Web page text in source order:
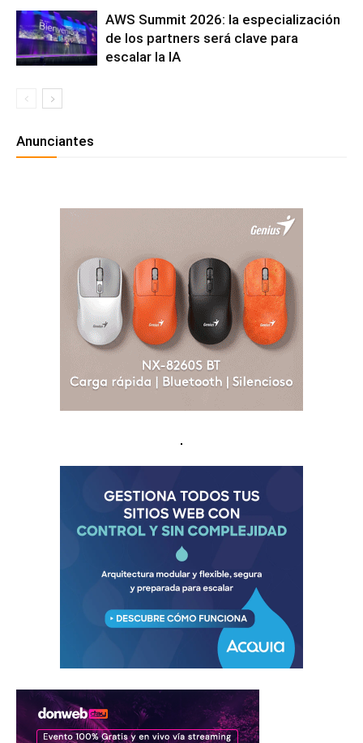
AWS Summit 2026: la especialización
de los partners será clave para
escalar la IA
Anunciantes